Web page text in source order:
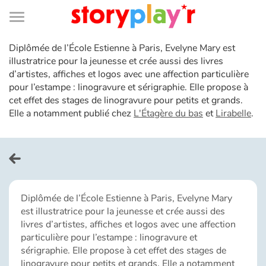
Connexion
Bibliothèque
de
Menu
Je me connecte
Tester gratuitement
Bibliothèque
Prix
Accueil
Contes d'ici et d'ailleurs
Diplômée de l’École Estienne à Paris, Evelyne Mary est
illustratrice pour la jeunesse et crée aussi des livres
d’artistes, affiches et logos avec une affection particulière
pour l’estampe : linogravure et sérigraphie. Elle propose à
cet effet des stages de linogravure pour petits et grands.
Elle a notamment publié chez L'Étagère du bas etLirabelle.
Diplômée de l’École Estienne à Paris, Evelyne Mary
est illustratrice pour la jeunesse et crée aussi des
livres d’artistes, affiches et logos avec une affection
particulière pour l’estampe : linogravure et
sérigraphie. Elle propose à cet effet des stages de